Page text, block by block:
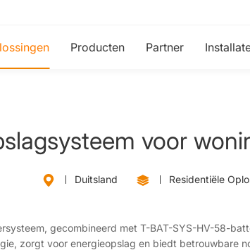
Producten Partner
voor
Duitsland Residentiële
gecombineerd met T-BAT-SYS-HV-58-
zorgt voor energieopslag en biedt betrouwbare